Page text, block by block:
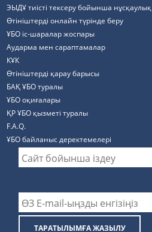
ЭЫДҰ тиісті тексеру бойынша нұсқаулық
Өтініштерді онлайн түрінде беру
ҰБО іс-шаралар жоспары
Аударма мен сараптамалар
КҰК
Өтініштерді қарау барысы
БАҚ ҰБО туралы
ҰБО оқиғалары
ҚР ҰБО қызметі туралы
F.A.Q.
ҰБО байланыс деректемелерi
ТАРАТЫЛЫМҒА ЖАЗЫЛУ